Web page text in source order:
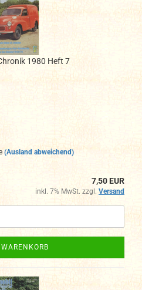
1980 Heft 7
(Ausland abweichend)
7,50 EUR
inkl. 7% MwSt. zzgl. Versand
WARENKORB